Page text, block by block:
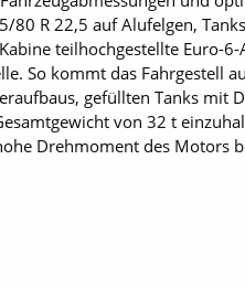
80 R 22,5 auf Alufelgen,
teilhochgestellte Euro-
So kommt das Fahrgestell
gefüllten Tanks mit
von 32 t
Drehmoment des Motors